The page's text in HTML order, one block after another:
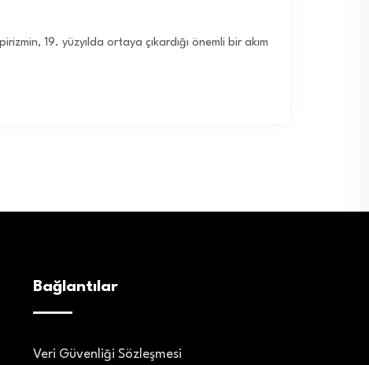
19. yüzyılda ortaya çıkardığı önemli bir akım
Bağlantılar
Veri Güvenliği Sözleşmesi